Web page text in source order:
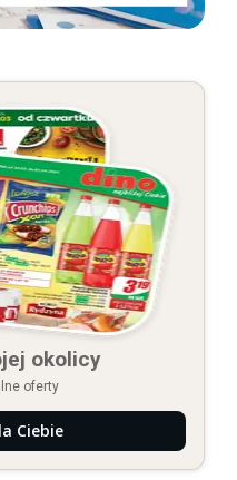
okolicy
oferty
Ciebie